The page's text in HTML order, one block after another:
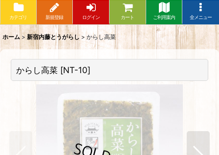
カテゴリ 新規登録 ログイン カート ご利用案内 全メニュー
ホーム > 新宿内藤とうがらし > からし高菜
からし高菜 [NT-10]